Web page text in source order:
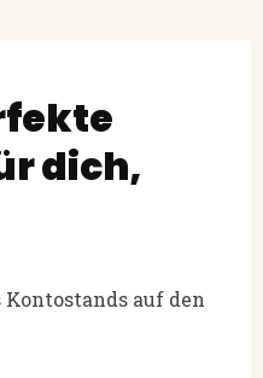
dich,
Kontostands auf den